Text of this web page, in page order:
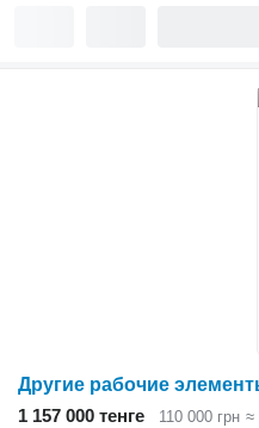
1 157 000 тенге 110 000 грн ≈